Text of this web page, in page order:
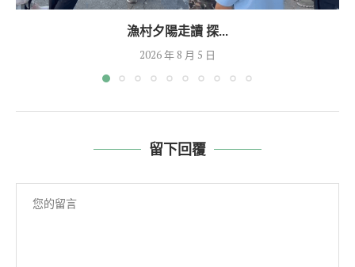
漁村夕陽走讀 探...
2026 年 8 月 5 日
留下回覆